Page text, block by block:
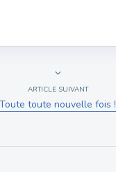
ARTICLE SUIVANT
Toute toute nouvelle fois !